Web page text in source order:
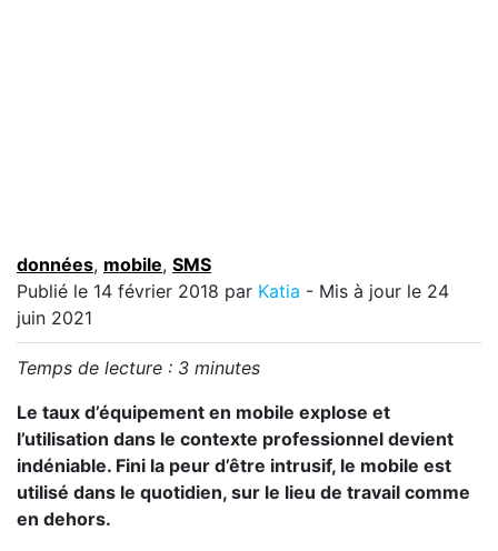
données, mobile, SMS
Publié le 14 février 2018 par Katia - Mis à jour le 24
juin 2021
Temps de lecture : 3 minutes
Le taux d’équipement en mobile explose et
l’utilisation dans le contexte professionnel devient
indéniable. Fini la peur d’être intrusif, le mobile est
utilisé dans le quotidien, sur le lieu de travail comme
en dehors.